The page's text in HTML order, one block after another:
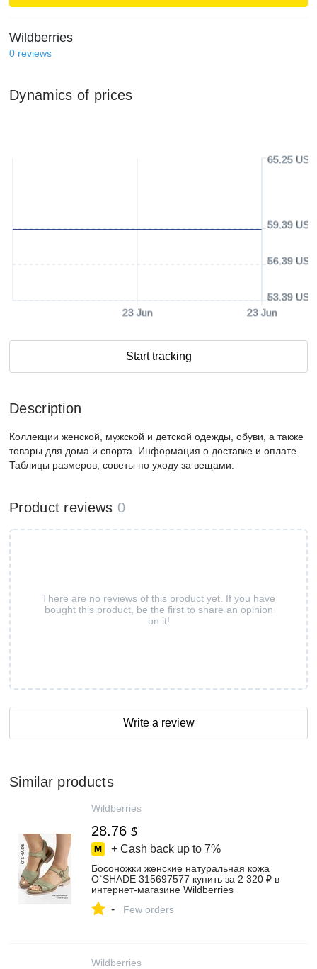
Wildberries
0 reviews
Dynamics of prices
23 Jun 23 Jun
53.39 USD
56.39 USD
59.39 USD
65.25 USD
Start tracking
Description
Коллекции женской, мужской и детской одежды, обуви, а также
товары для дома и спорта. Информация о доставке и оплате.
Таблицы размеров, советы по уходу за вещами.
Product reviews 0
There are no reviews of this product yet. If you have
bought this product, be the first to share an opinion
on it!
Write a review
Similar products
Wildberries
28.76 $
+ Cash back up to 7%
Босоножки женские натуральная кожа
O`SHADE 315697577 купить за 2 320 ₽ в
интернет‑магазине Wildberries
- Few orders
Wildberries